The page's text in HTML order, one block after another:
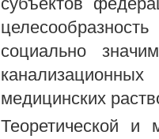
социально
медицинских
Теоретической и